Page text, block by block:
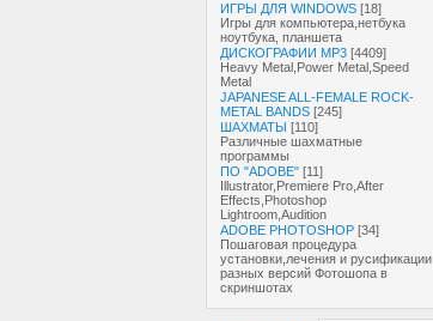
ИГРЫ ДЛЯ WINDOWS [18]
Игры для компьютера,нетбука
ноутбука, планшета
ДИСКОГРАФИИ MP3 [4409]
Heavy Metal,Power Metal,Speed
Metal
JAPANESE ALL-FEMALE ROCK-
METAL BANDS [245]
ШАХМАТЫ [110]
Различные шахматные
программы
ПО "ADOBE" [11]
Illustrator,Premiere Pro,After
Effects,Photoshop
Lightroom,Audition
ADOBE PHOTOSHOP [34]
Пошаговая процедура
установки,лечения и русификации
разных версий Фотошопа в
скриншотах